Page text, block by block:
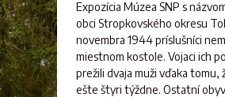
Expozícia Múzea SNP s
obci Stropkovského okresu
novembra 1944 príslušníci
miestnom kostole. Vojaci ich
prežili dvaja muži vďaka
ešte štyri týždne. Ostatní